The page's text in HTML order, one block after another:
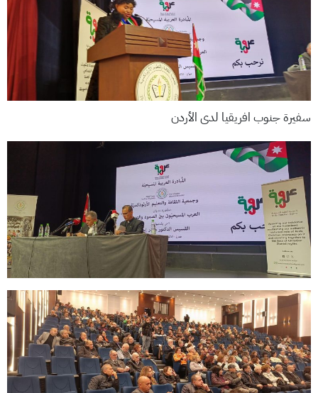
سفيرة جنوب افريقيا لدى الأردن